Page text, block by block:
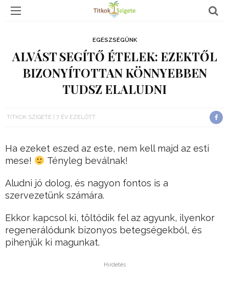
EGÉSZSÉGÜNK
ALVÁST SEGÍTŐ ÉTELEK: EZEKTŐL
BIZONYÍTOTTAN KÖNNYEBBEN
TUDSZ ELALUDNI
TITKOK SZIGETE 7 ÉV EZELŐTT
Ha ezeket eszed az este, nem kell majd az esti
mese!
Tényleg beválnak!
Aludni jó dolog, és nagyon fontos is a
szervezetünk számára.
Ekkor kapcsol ki, töltődik fel az agyunk, ilyenkor
regenerálódunk bizonyos betegségekből, és
pihenjük ki magunkat.
Hirdetés